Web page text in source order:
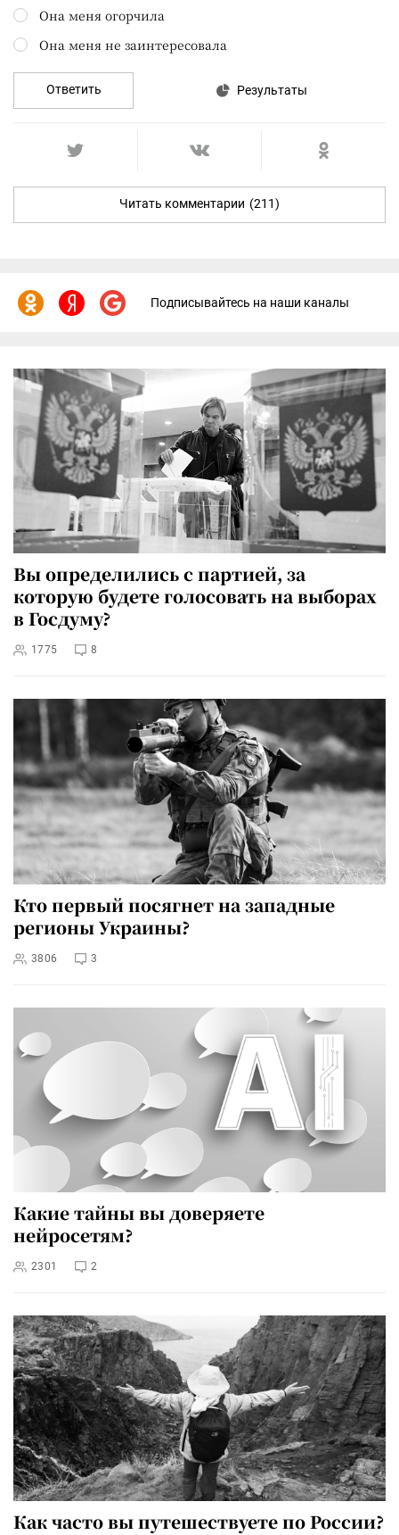
Она меня огорчила
Она меня не заинтересовала
Ответить Результаты
Читать комментарии (211)
Подписывайтесь на наши каналы
Вы определились с партией, за
которую будете голосовать на выборах
в Госдуму?
1775 8
Кто первый посягнет на западные
регионы Украины?
3806 3
Какие тайны вы доверяете
нейросетям?
2301 2
Как часто вы путешествуете по России?